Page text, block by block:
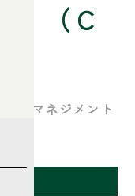
】（Ｃ
割とマネジメント